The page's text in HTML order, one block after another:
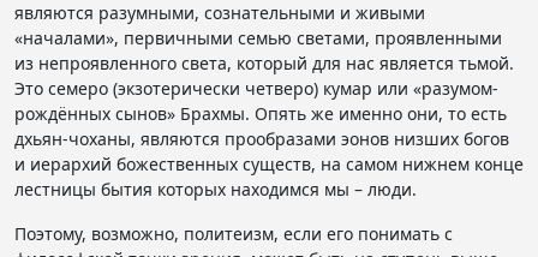
являются разумными, сознательными и живыми
«началами», первичными семью светами, проявленными
из непроявленного света, который для нас является тьмой.
Это семеро (экзотерически четверо) кумар или «разумом-
рождённых сынов» Брахмы. Опять же именно они, то есть
дхьян-чоханы, являются прообразами эонов низших богов
и иерархий божественных существ, на самом нижнем конце
лестницы бытия которых находимся мы – люди.
Поэтому, возможно, политеизм, если его понимать с